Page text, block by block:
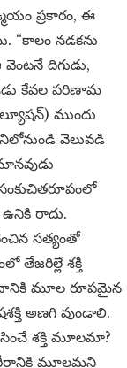
ప్రకారం, ఈ
“కాలం నడకను
దిగుడు,
కేవల పరిణామ
ముందు
వెలువడి
రాదు.
సత్యంతో
శక్తి
దానికి మూల రూపమైన
అణగి వుండాలి.
శక్తి మూలమా?
శరీరానికి మూలమని